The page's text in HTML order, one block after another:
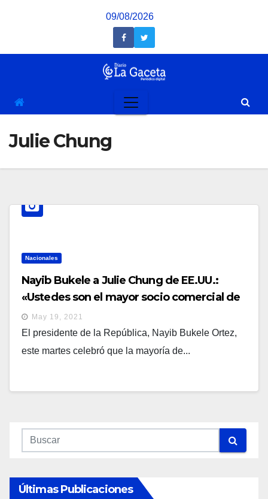
09/08/2026
Julie Chung
Nacionales
Nayib Bukele a Julie Chung de EE.UU.:
«Ustedes son el mayor socio comercial de
China»
May 19, 2021
El presidente de la República, Nayib Bukele Ortez,
este martes celebró que la mayoría de...
Últimas Publicaciones